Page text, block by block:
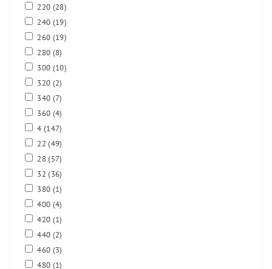
220 (28)
240 (19)
260 (19)
280 (8)
300 (10)
320 (2)
340 (7)
360 (4)
4 (147)
22(49)
28(57)
32(36)
380 (1)
400 (4)
420 (1)
440 (2)
460 (3)
480 (1)